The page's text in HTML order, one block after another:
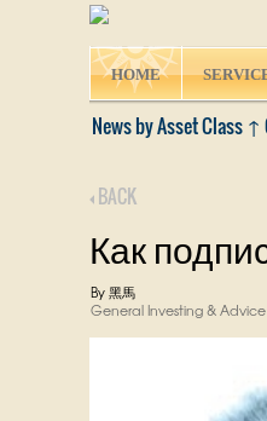
HOME
News by Asset Class
BACK
Как
By 黑馬
General Investing & Advice